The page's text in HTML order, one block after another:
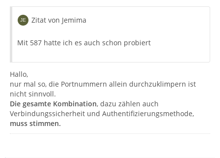
Zitat von Jemima
Mit 587 hatte ich es auch schon probiert
Hallo,
nur mal so, die Portnummern allein durchzuklimpern ist
nicht sinnvoll.
Die gesamte Kombination, dazu zählen auch
Verbindungssicherheit und Authentifizierungsmethode,
muss stimmen.